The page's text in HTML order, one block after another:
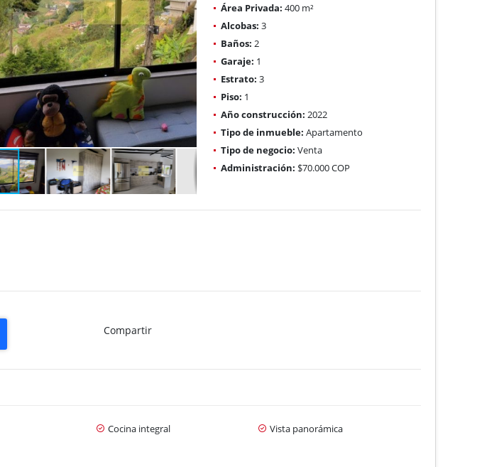
Área Privada: 400 m²
Alcobas: 3
Baños: 2
Garaje: 1
Estrato: 3
Piso: 1
Año construcción: 2022
Tipo de inmueble: Apartamento
Tipo de negocio: Venta
Administración: $70.000 COP
Compartir
Cocina integral
Vista panorámica